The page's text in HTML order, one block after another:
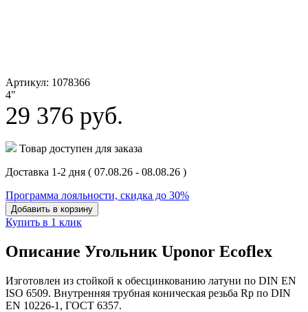
Артикул: 1078366
4"
29 376 руб.
Товар доступен для заказа
Доставка 1-2 дня ( 07.08.26 - 08.08.26 )
Программа лояльности, скидка до 30%
Добавить в корзину
Купить в 1 клик
Описание Угольник Uponor Ecoflex
Изготовлен из стойкой к обесцинкованию латуни по DIN EN
ISO 6509. Внутренняя трубная коническая резьба Rp по DIN
EN 10226-1, ГОСТ 6357.